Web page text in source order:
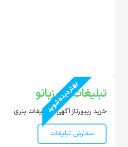
تبلیغات در رزبانو
خرید ریپورتاژ آگهی و تبلیغات بنری
سفارش تبلیغات
بهتر دیده شوید